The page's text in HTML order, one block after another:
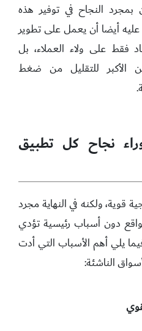
النجاح في توفير هذه
عليه أيضا أن يعمل على تطوير
فقط على ولاء العملاء، بل
الأكبر للتقليل من ضغط
نجاح كل تطبيق
قوية، ولكنه في النهاية مجرد
دون أسباب رئيسية تؤدي
يلي أهم الأسباب التي أدت
الناشئة: